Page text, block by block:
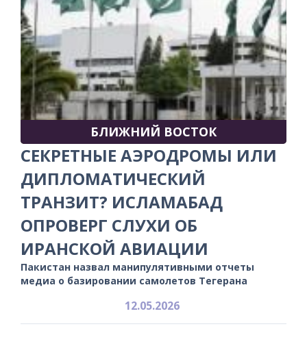
БЛИЖНИЙ ВОСТОК
СЕКРЕТНЫЕ АЭРОДРОМЫ ИЛИ
ДИПЛОМАТИЧЕСКИЙ
ТРАНЗИТ? ИСЛАМАБАД
ОПРОВЕРГ СЛУХИ ОБ
ИРАНСКОЙ АВИАЦИИ
Пакистан назвал манипулятивными отчеты
медиа о базировании самолетов Тегерана
12.05.2026